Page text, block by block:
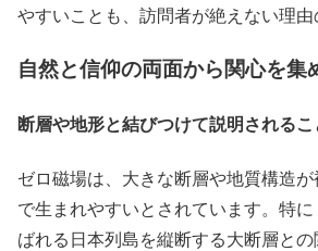
やすいことも、訪問者が絶えない理由
自然と信仰の両面から関心を集
断層や地形と結びつけて説明される
ゼロ磁場は、大きな断層や地質構造
で生まれやすいとされています。特
ばれる日本列島を縦断する大断層と